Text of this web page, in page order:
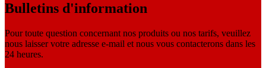
Bulletins d'information
Pour toute question concernant nos produits ou nos tarifs, veuillez
nous laisser votre adresse e-mail et nous vous contacterons dans les
24 heures.